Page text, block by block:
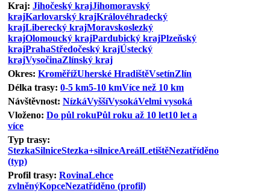
Kraj: Jihočeský krajJihomoravský
krajKarlovarský krajKrálovéhradecký
krajLiberecký krajMoravskoslezký
krajOlomoucký krajPardubický krajPlzeňský
krajPrahaStředočeský krajÚstecký
krajVysočinaZlínský kraj
Okres: KroměřížUherské HradištěVsetínZlín
Délka trasy: 0-5 km5-10 kmVíce než 10 km
Návštěvnost: NízkáVyššíVysokáVelmi vysoká
Vloženo: Do půl rokuPůl roku až 10 let10 let a
více
Typ trasy:
StezkaSilniceStezka+silniceAreálLetištěNezatříděno
(typ)
Profil trasy: RovinaLehce
zvlněnýKopceNezatříděno (profil)